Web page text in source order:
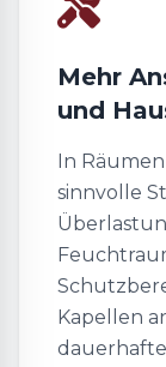
Mehr
und
In
sinnvolle
Kapellen